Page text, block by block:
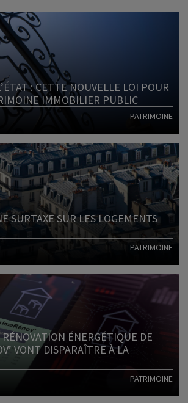
: CETTE NOUVELLE LOI POUR
IMMOBILIER PUBLIC
PATRIMOINE
Lire l'article
SURTAXE SUR LES LOGEMENTS
PATRIMOINE
Lire l'article
RÉNOVATION ÉNERGÉTIQUE DE
VONT DISPARAÎTRE À LA
PATRIMOINE